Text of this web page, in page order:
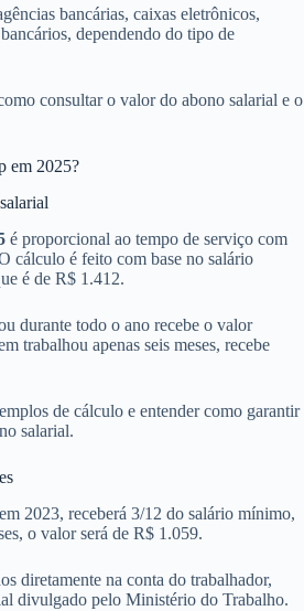
bancárias, caixas eletrônicos,
dependendo do tipo de
consultar o valor do abono salarial e o
em 2025?
é proporcional ao tempo de serviço com
cálculo é feito com base no salário
é de R$ 1.412.
durante todo o ano recebe o valor
trabalhou apenas seis meses, recebe
de cálculo e entender como garantir
salarial.
2023, receberá 3/12 do salário mínimo,
o valor será de R$ 1.059.
diretamente na conta do trabalhador,
divulgado pelo Ministério do Trabalho.